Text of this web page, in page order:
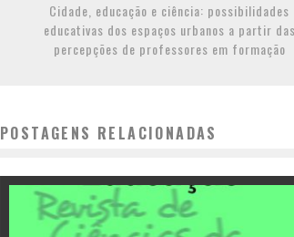
Cidade, educação e ciência: possibilidades
educativas dos espaços urbanos a partir das
percepções de professores em formação
POSTAGENS RELACIONADAS